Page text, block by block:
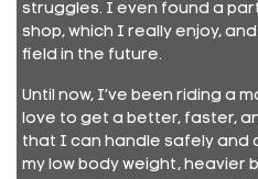
struggles. I even found a
shop, which I really enjoy,
field in the future.
Until now, I’ve been riding a
love to get a better, faster,
that I can handle safely and
my low body weight, heavier